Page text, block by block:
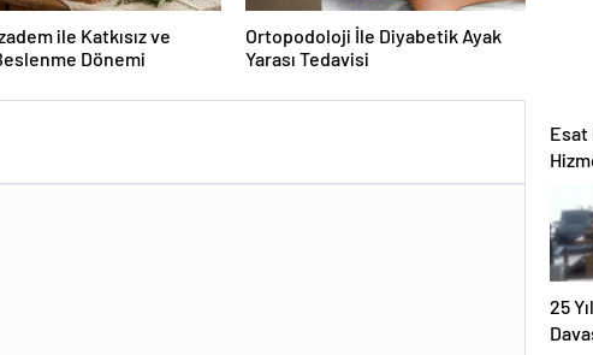
ile Katkısız ve
Dönemi
Ortopodoloji İle Diyabetik Ayak
Yarası Tedavisi
Esat
25